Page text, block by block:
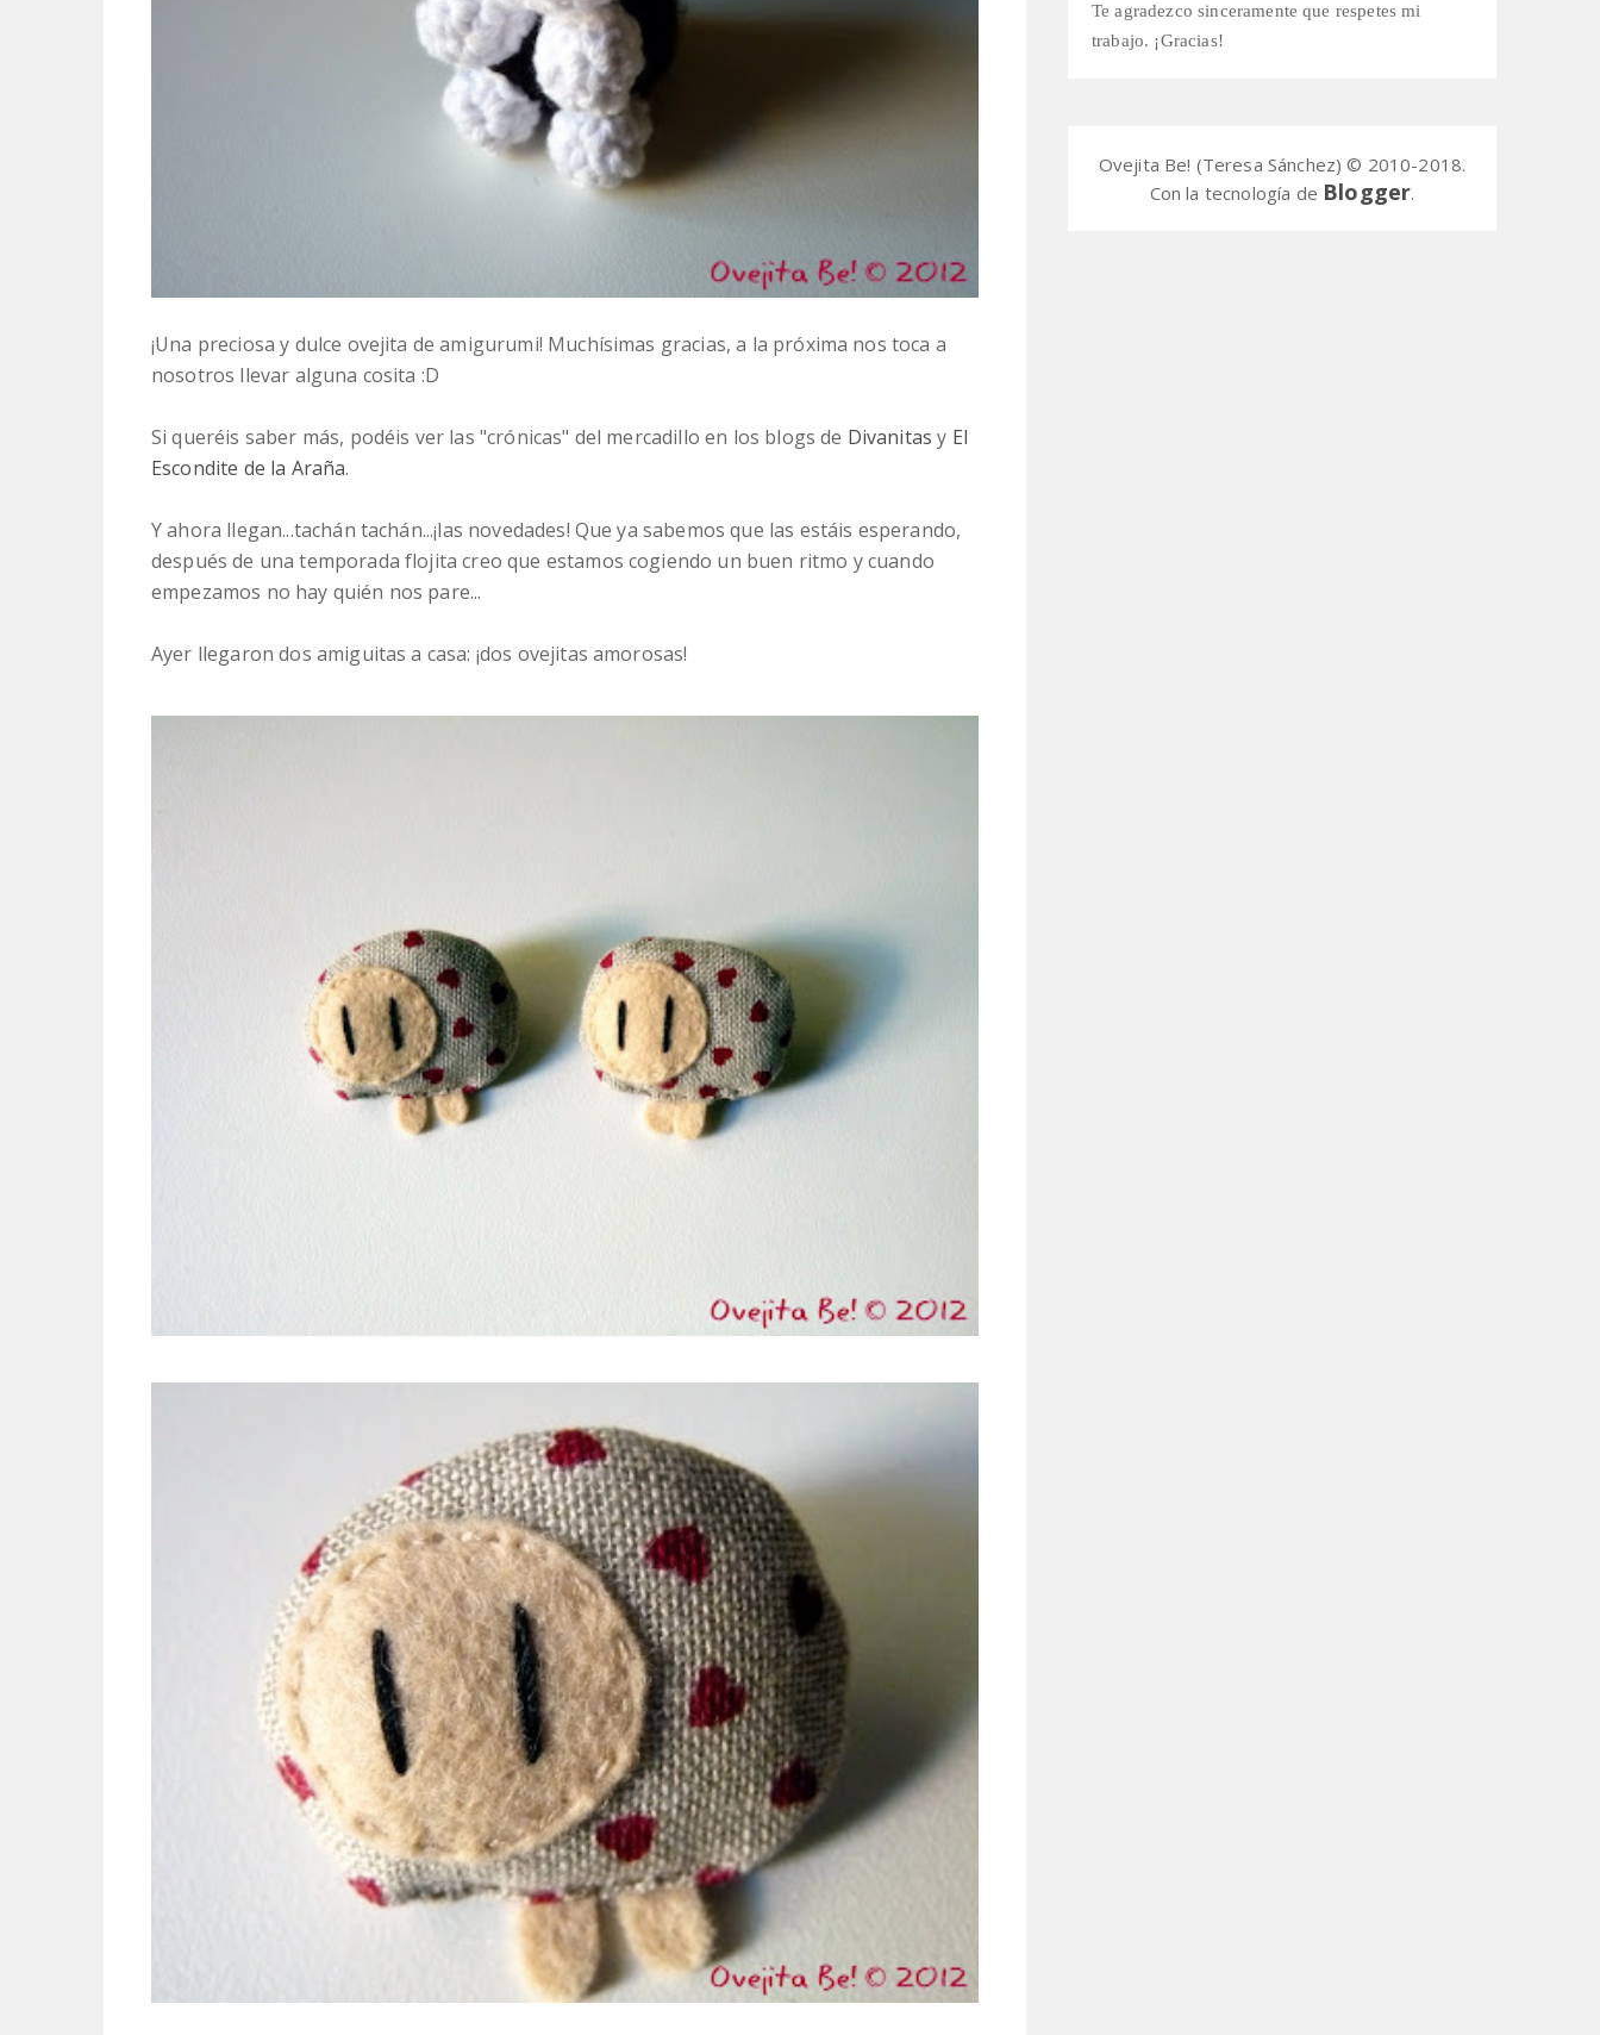
¡Una preciosa y dulce ovejita de amigurumi! Muchísimas gracias, a la próxima nos toca a
nosotros llevar alguna cosita :D
Si queréis saber más, podéis ver las "crónicas" del mercadillo en los blogs de Divanitas y El
Escondite de la Araña.
Y ahora llegan...tachán tachán...¡las novedades! Que ya sabemos que las estáis esperando,
después de una temporada flojita creo que estamos cogiendo un buen ritmo y cuando
empezamos no hay quién nos pare...
Ayer llegaron dos amiguitas a casa: ¡dos ovejitas amorosas!
Te agradezco sinceramente que respetes mi
trabajo. ¡Gracias!
Ovejita Be! (Teresa Sánchez) © 2010-2018.
Con la tecnología de Blogger.